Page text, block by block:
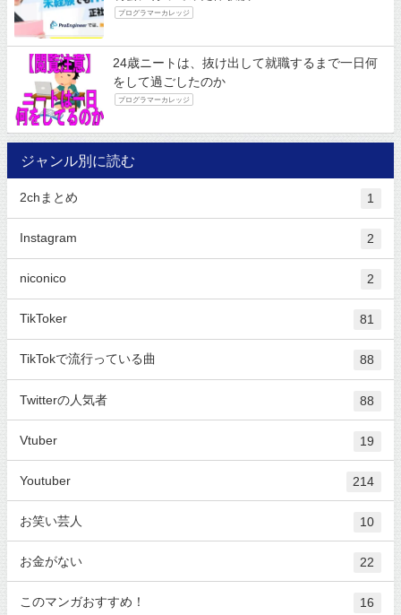
プログラマーカレッジ
24歳ニートは、抜け出して就職するまで一日何
をして過ごしたのか
プログラマーカレッジ
ジャンル別に読む
2chまとめ 1
Instagram 2
niconico 2
TikToker 81
TikTokで流行っている曲 88
Twitterの人気者 88
Vtuber 19
Youtuber 214
お笑い芸人 10
お金がない 22
このマンガおすすめ！ 16